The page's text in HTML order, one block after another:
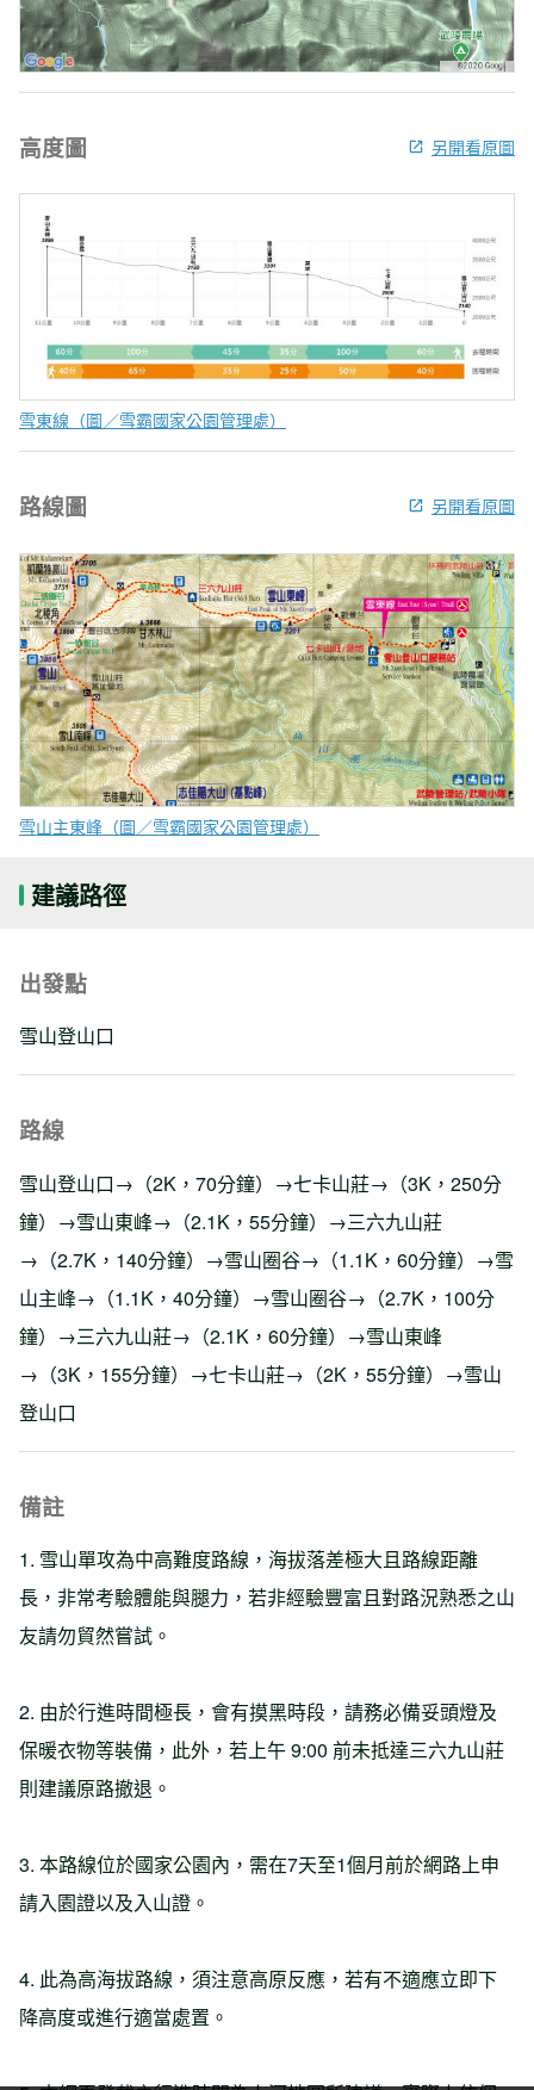
高度圖 另開看原圖
雪東線（圖／雪霸國家公園管理處）
路線圖 另開看原圖
雪山主東峰（圖／雪霸國家公園管理處）
建議路徑
出發點
雪山登山口
路線
雪山登山口→（2K，70分鐘）→七卡山莊→（3K，250分
鐘）→雪山東峰→（2.1K，55分鐘）→三六九山莊
→（2.7K，140分鐘）→雪山圈谷→（1.1K，60分鐘）→雪
山主峰→（1.1K，40分鐘）→雪山圈谷→（2.7K，100分
鐘）→三六九山莊→（2.1K，60分鐘）→雪山東峰
→（3K，155分鐘）→七卡山莊→（2K，55分鐘）→雪山
登山口
備註
1. 雪山單攻為中高難度路線，海拔落差極大且路線距離
長，非常考驗體能與腿力，若非經驗豐富且對路況熟悉之山
友請勿貿然嘗試。
2. 由於行進時間極長，會有摸黑時段，請務必備妥頭燈及
保暖衣物等裝備，此外，若上午 9:00 前未抵達三六九山莊
則建議原路撤退。
3. 本路線位於國家公園內，需在7天至1個月前於網路上申
請入園證以及入山證。
4. 此為高海拔路線，須注意高原反應，若有不適應立即下
降高度或進行適當處置。